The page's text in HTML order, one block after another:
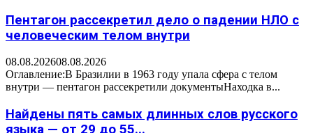
Пентагон рассекретил дело о падении НЛО с
человеческим телом внутри
08.08.202608.08.2026
Оглавление:В Бразилии в 1963 году упала сфера с телом
внутри — пентагон рассекретили документыНаходка в...
Найдены пять самых длинных слов русского
языка — от 29 до 55...